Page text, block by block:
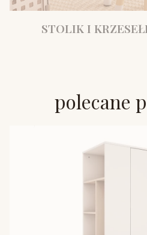
STOLIK I
polecane